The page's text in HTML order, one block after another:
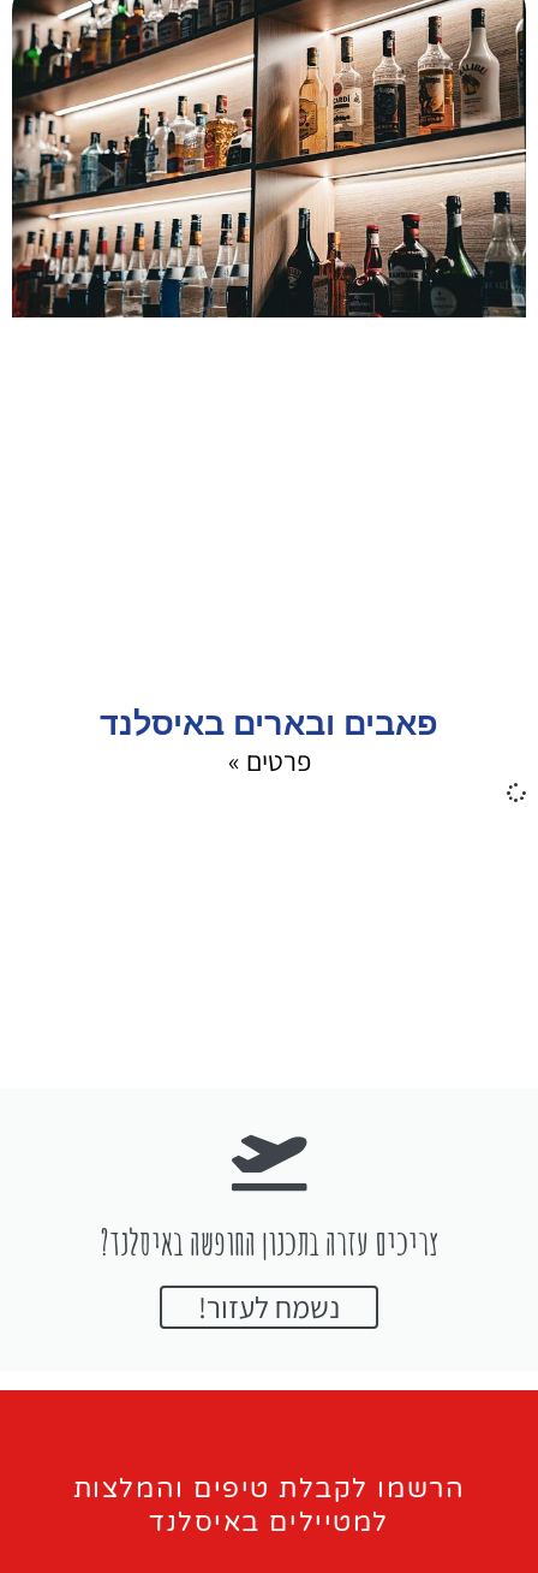
פאבים ובארים באיסלנד
פרטים »
צריכים עזרה בתכנון החופשה באיסלנד?
נשמח לעזור!
הרשמו לקבלת טיפים והמלצות
למטיילים באיסלנד